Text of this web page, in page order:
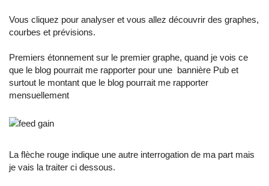
Vous cliquez pour analyser et vous allez découvrir des graphes,
courbes et prévisions.
Premiers étonnement sur le premier graphe, quand je vois ce
que le blog pourrait me rapporter pour une bannière Pub et
surtout le montant que le blog pourrait me rapporter
mensuellement
La flèche rouge indique une autre interrogation de ma part mais
je vais la traiter ci dessous.